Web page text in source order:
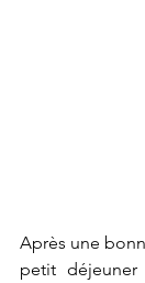
Après une
petit